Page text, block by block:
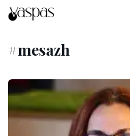
#mesazh